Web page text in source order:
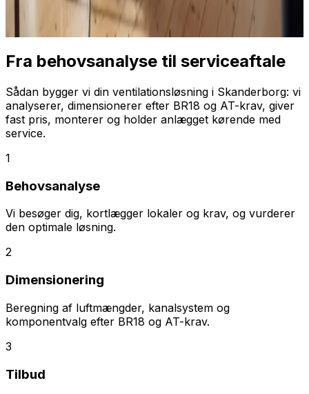
Fra behovsanalyse til serviceaftale
Sådan bygger vi din ventilationsløsning i Skanderborg: vi
analyserer, dimensionerer efter BR18 og AT-krav, giver
fast pris, monterer og holder anlægget kørende med
service.
1
Behovsanalyse
Vi besøger dig, kortlægger lokaler og krav, og vurderer
den optimale løsning.
2
Dimensionering
Beregning af luftmængder, kanalsystem og
komponentvalg efter BR18 og AT-krav.
3
Tilbud